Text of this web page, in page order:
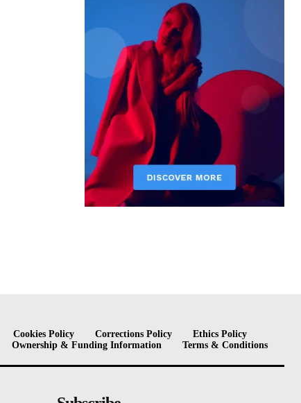
Cookies Policy Corrections Policy
Ethics Policy
Ownership & Funding Information Terms & Conditions